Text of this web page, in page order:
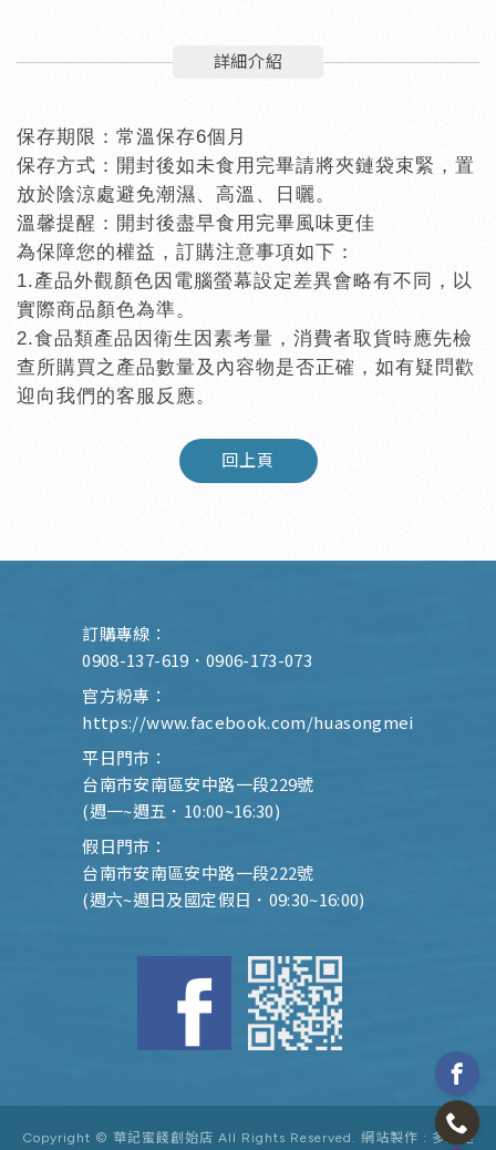
詳細介紹
保存期限：常溫保存6個月
保存方式：開封後如未食用完畢請將夾鏈袋束緊，置
放於陰涼處避免潮濕、高溫、日曬。
溫馨提醒：開封後盡早食用完畢風味更佳
為保障您的權益，訂購注意事項如下：
1.產品外觀顏色因電腦螢幕設定差異會略有不同，以
實際商品顏色為準。
2.食品類產品因衛生因素考量，消費者取貨時應先檢
查所購買之產品數量及內容物是否正確，如有疑問歡
迎向我們的客服反應。
回上頁
訂購專線：
0908-137-619 ． 0906-173-073
官方粉專：
https://www.facebook.com/huasongmei
平日門市：
台南市安南區安中路一段229號
(週一~週五．10:00~16:30)
假日門市：
台南市安南區安中路一段222號
(週六~週日及國定假日．09:30~16:00)
Copyright © 華記蜜餞創始店 All Rights Reserved. 網站製作 : 多米諾